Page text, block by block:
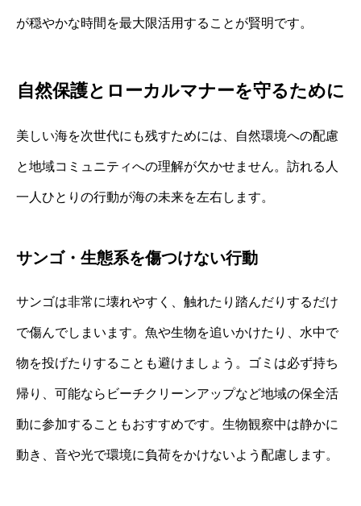
が穏やかな時間を最大限活用することが賢明です。
自然保護とローカルマナーを守るために
美しい海を次世代にも残すためには、自然環境への配慮
と地域コミュニティへの理解が欠かせません。訪れる人
一人ひとりの行動が海の未来を左右します。
サンゴ・生態系を傷つけない行動
サンゴは非常に壊れやすく、触れたり踏んだりするだけ
で傷んでしまいます。魚や生物を追いかけたり、水中で
物を投げたりすることも避けましょう。ゴミは必ず持ち
帰り、可能ならビーチクリーンアップなど地域の保全活
動に参加することもおすすめです。生物観察中は静かに
動き、音や光で環境に負荷をかけないよう配慮します。